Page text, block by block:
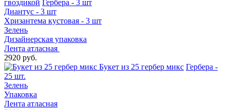
гвоздикой Гербера - 3 шт
Диантус - 3 шт
Хризантема кустовая - 3 шт
Зелень
Дизайнерская упаковка
Лента атласная
2920 руб.
Букет из 25 гербер микс Гербера -
25 шт.
Зелень
Упаковка
Лента атласная